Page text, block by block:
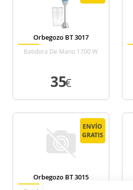
Orbegozo BT 3017
Batidora De Mano 1700 W
35
€
ENVÍO
GRATIS
ENVÍO
GRATIS
Orbegozo BT 3015